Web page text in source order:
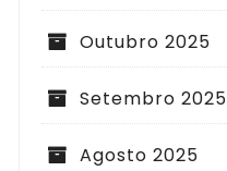
Outubro 2025
Setembro 2025
Agosto 2025